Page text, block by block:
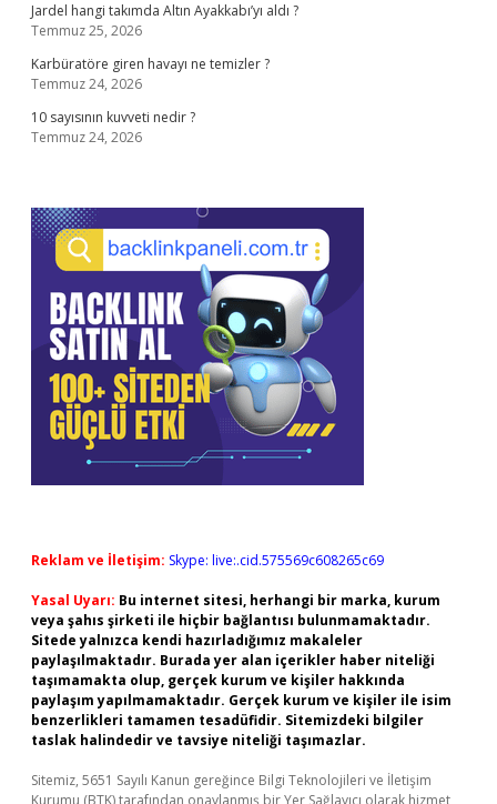
Jardel hangi takımda Altın Ayakkabı’yı aldı ?
Temmuz 25, 2026
Karbüratöre giren havayı ne temizler ?
Temmuz 24, 2026
10 sayısının kuvveti nedir ?
Temmuz 24, 2026
Reklam ve İletişim: Skype: live:.cid.575569c608265c69
Yasal Uyarı: Bu internet sitesi, herhangi bir marka, kurum
veya şahıs şirketi ile hiçbir bağlantısı bulunmamaktadır.
Sitede yalnızca kendi hazırladığımız makaleler
paylaşılmaktadır. Burada yer alan içerikler haber niteliği
taşımamakta olup, gerçek kurum ve kişiler hakkında
paylaşım yapılmamaktadır. Gerçek kurum ve kişiler ile isim
benzerlikleri tamamen tesadüfidir. Sitemizdeki bilgiler
taslak halindedir ve tavsiye niteliği taşımazlar.
Sitemiz, 5651 Sayılı Kanun gereğince Bilgi Teknolojileri ve İletişim
Kurumu (BTK) tarafından onaylanmış bir Yer Sağlayıcı olarak hizmet